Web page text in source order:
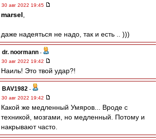
30 авг 2022 19:45
marsel
даже надеяться не надо, так и есть .. )))
dr. noormann -
30 авг 2022 19:42
Наиль! Это твой удар?!
BAV1982 -
30 авг 2022 19:42
Какой же медленный Умяров... Вроде с
техникой, мозгами, но медленный. Потому и
накрывают часто.